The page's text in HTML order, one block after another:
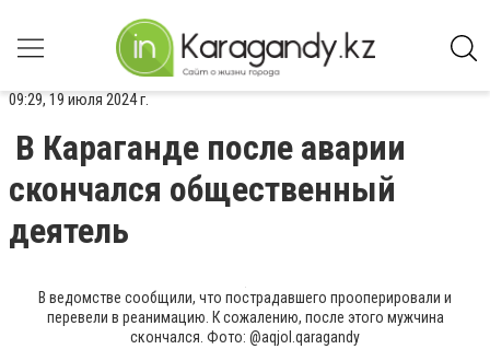
09:29, 19 июля 2024 г.
В Караганде после аварии
скончался общественный
деятель
В ведомстве сообщили, что пострадавшего прооперировали и
перевели в реанимацию. К сожалению, после этого мужчина
скончался. Фото: @aqjol.qaragandy